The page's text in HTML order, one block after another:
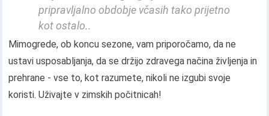
pripravljalno obdobje včasih tako prijetno
kot ostalo..
Mimogrede, ob koncu sezone, vam priporočamo, da ne
ustavi usposabljanja, da se držijo zdravega načina življenja in
prehrane - vse to, kot razumete, nikoli ne izgubi svoje
koristi. Uživajte v zimskih počitnicah!